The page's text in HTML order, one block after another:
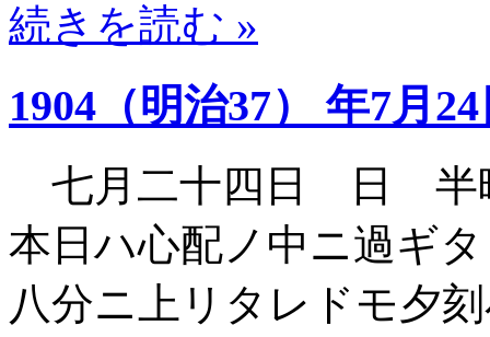
続きを読む »
1904（明治37） 年7月
七月二十四日 日
本日ハ心配ノ中ニ過ギ
八分ニ上リタレドモ夕